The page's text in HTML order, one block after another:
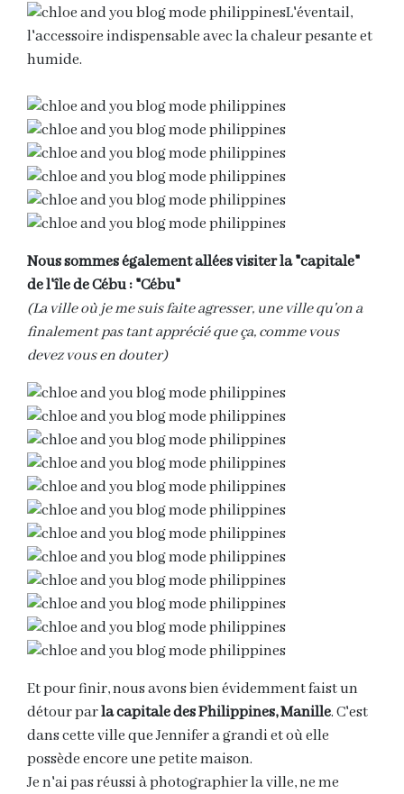
L'éventail,
l'accessoire indispensable avec la chaleur pesante et
humide.
Nous sommes également allées visiter la "capitale"
de l'île de Cébu : "Cébu"
(La ville où je me suis faite agresser, une ville qu'on a
finalement pas tant apprécié que ça, comme vous
devez vous en douter)
Et pour finir, nous avons bien évidemment faist un
détour parla capitale des Philippines, Manille. C'est
dans cette ville que Jennifer a grandi et où elle
possède encore une petite maison.
Je n'ai pas réussi à photographier la ville, ne me